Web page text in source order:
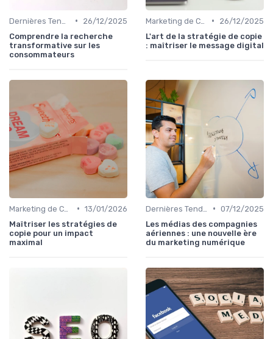
•
26/12/2025
Comprendre la recherche
transformative sur les
consommateurs
•
26/12/2025
L'art de la stratégie de copie
: maîtriser le message digital
• 13/01/2026
Maîtriser les stratégies de
copie pour un impact
maximal
• 07/12/2025
Les médias des compagnies
aériennes : une nouvelle ère
du marketing numérique